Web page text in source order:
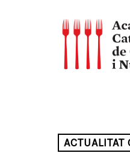
ACTUALITAT